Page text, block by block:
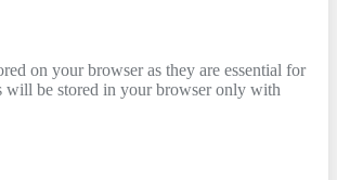
on your browser as they are essential for
will be stored in your browser only with